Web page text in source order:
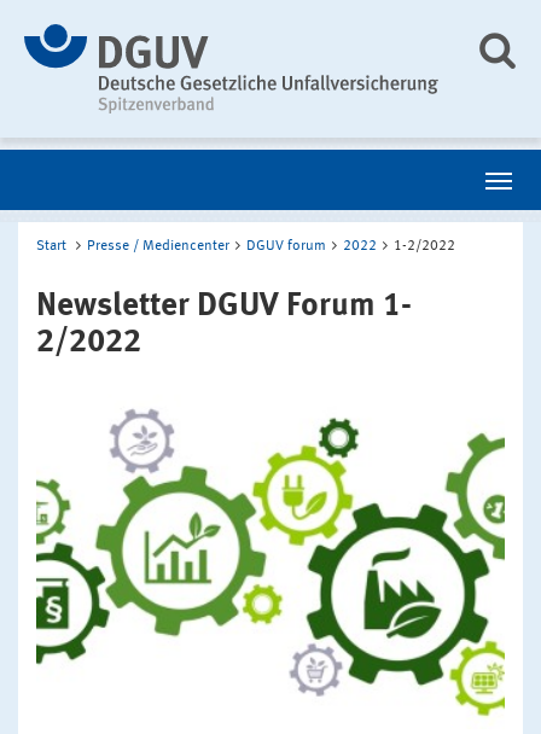
Start Presse / Mediencenter DGUV forum 2022 1-2/2022
Newsletter DGUV Forum 1-
2/2022